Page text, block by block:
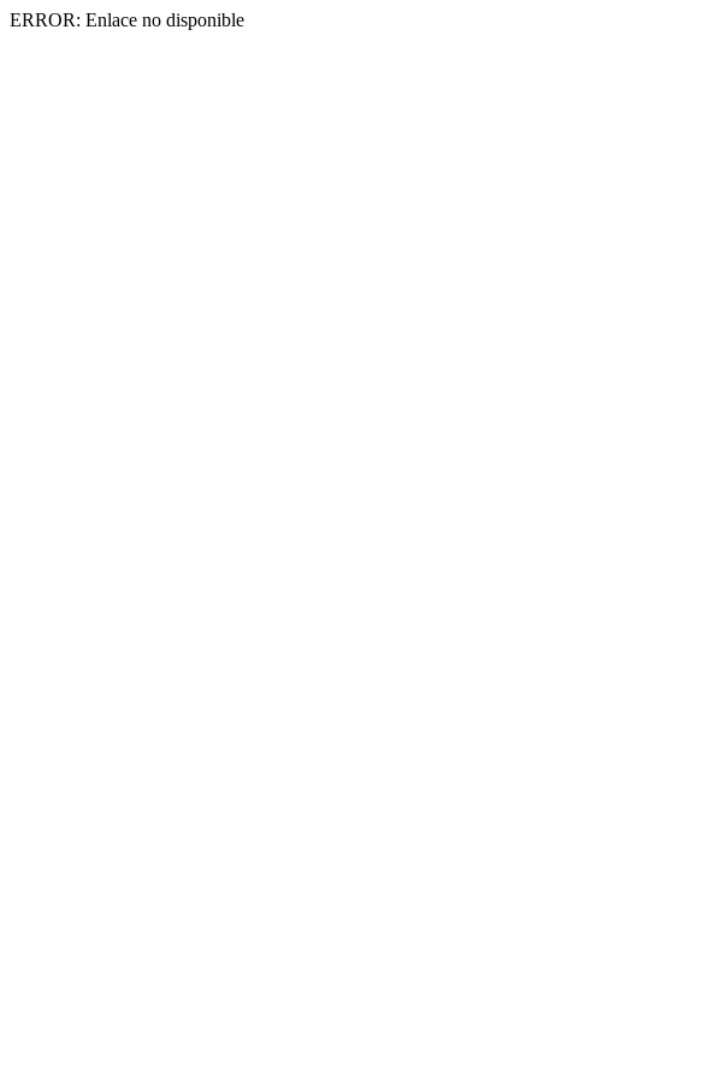
ERROR: Enlace no disponible